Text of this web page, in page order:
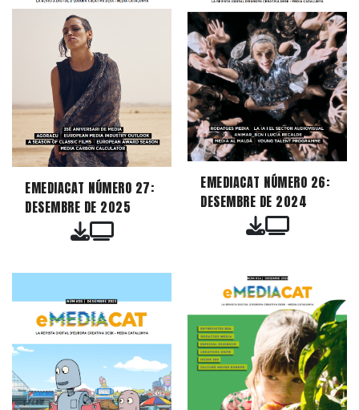
EMEDIACAT NÚMERO 27:
DESEMBRE DE 2025
EMEDIACAT NÚMERO 26:
DESEMBRE DE 2024